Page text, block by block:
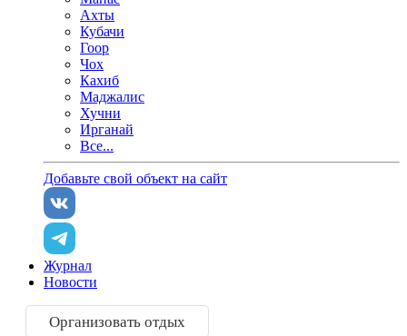
Ахты
Кубачи
Гоор
Чох
Кахиб
Маджалис
Хучни
Ирганай
Все...
Добавьте свой объект на сайт
Журнал
Новости
Организовать отдых